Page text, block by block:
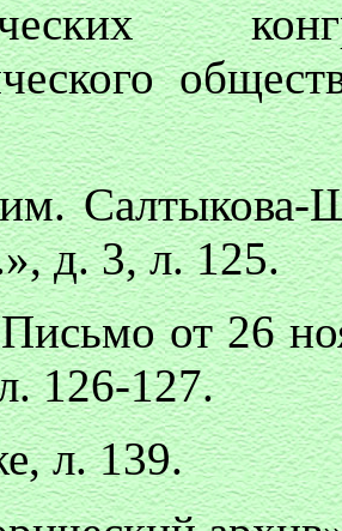
Салтыкова-
д. 3, л. 125.
от 26
126-127.
л. 139.